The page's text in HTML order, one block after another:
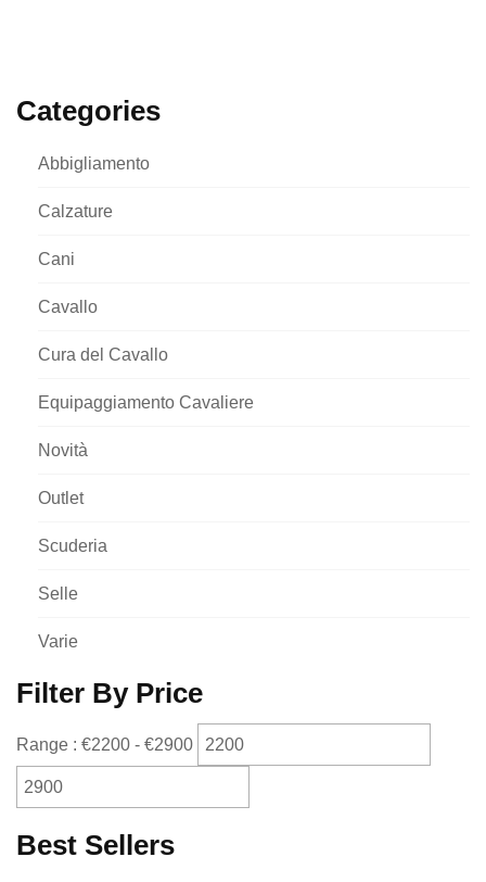
Categories
Abbigliamento
Calzature
Cani
Cavallo
Cura del Cavallo
Equipaggiamento Cavaliere
Novità
Outlet
Scuderia
Selle
Varie
Filter By Price
Range : €2200 - €2900
Best Sellers